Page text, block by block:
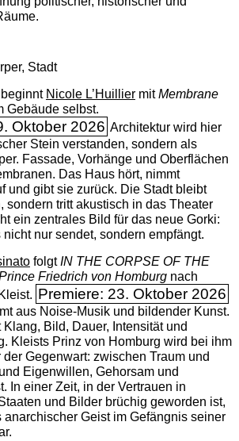
Stadt
Nicole L’Huilliermit ­Membrane
Gebäude selbst.
Oktober 2026 Architektur wird hier
Stein verstanden, sondern als
Fassade, Vorhänge und Oberflächen
Das Haus hört, nimmt
und gibt sie zurück. Die Stadt bleibt
sondern tritt akustisch in das Theater
ein zentrales Bild für das neue Gorki:
nur sendet, sondern empfängt.
folgtIN THE CORPSE OF THE
Friedrich von Homburgnach
Premiere: 23. Oktober 2026
aus Noise-Musik und bildender Kunst.
Klang, Bild, Dauer, Intensität und
Kleists Prinz von Homburg wird bei ihm
Gegenwart: zwischen Traum und
Eigenwillen, Gehorsam und
In einer Zeit, in der Vertrauen in
und Bilder brüchig geworden ist,
anarchischer Geist im Gefängnis seiner